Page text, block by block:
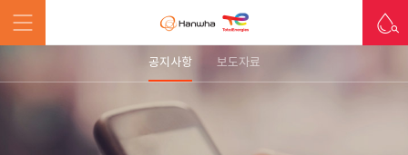
공지사항 보도자료